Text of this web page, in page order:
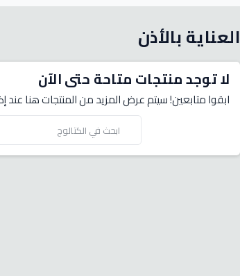
العناية بالأذن
لا توجد منتجات متاحة حتى الآن
ابقوا متابعين! سيتم عرض المزيد من المنتجات هنا عند